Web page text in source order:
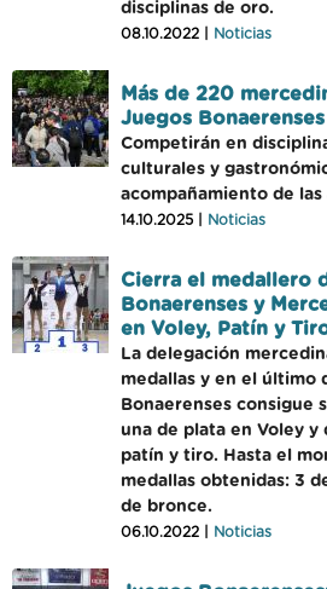
disciplinas de oro.
08.10.2022 | Noticias
Más de 220
Juegos
Competirán en
culturales y
acompañamiento de las
14.10.2025 | Noticias
Cierra el medallero
Bonaerenses y
en Voley, Patín y
La delegación
medallas y en el último
Bonaerenses consigue
una de plata en Voley y
patín y tiro. Hasta el
medallas obtenidas: 3
de bronce.
06.10.2022 | Noticias